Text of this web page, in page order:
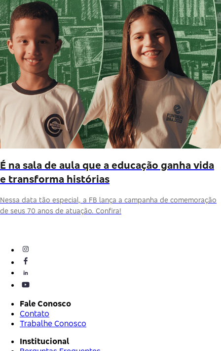
É na sala de aula que a educação ganha vida
e transforma histórias
Nessa data tão especial, a FB lança a campanha de comemoração
de seus 70 anos de atuação. Confira!
Fale Conosco
Contato
Trabalhe Conosco
Institucional